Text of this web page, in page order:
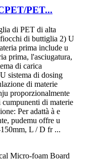
PET...
di PET di alta
di buttiglia 2) U
prima include u
prima, l'asciugatura,
di carica
sistema di dosing
di materie
proporzionalmente
di materie
Per adattà à e
pudemu offre u
L / D fr ...